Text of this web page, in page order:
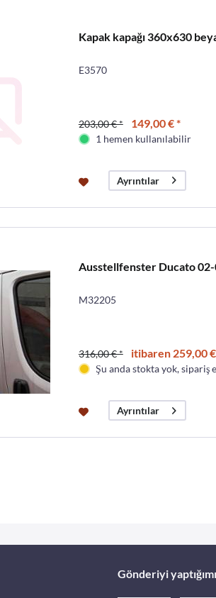
Kapak kapağı 360x630
E3570
203,00 € * 149,00 € *
1 hemen kullanılabilir
Ayrıntılar
Ausstellfenster Ducato 02-
M32205
316,00 € * itibaren 259,00
Şu anda stokta yok, sipariş
Ayrıntılar
Gönderiyi